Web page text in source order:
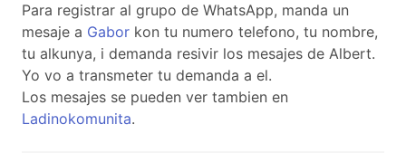
Para registrar al grupo de WhatsApp, manda un
mesaje a Gabor kon tu numero telefono, tu nombre,
tu alkunya, i demanda resivir los mesajes de Albert.
Yo vo a transmeter tu demanda a el.
Los mesajes se pueden ver tambien en
Ladinokomunita.